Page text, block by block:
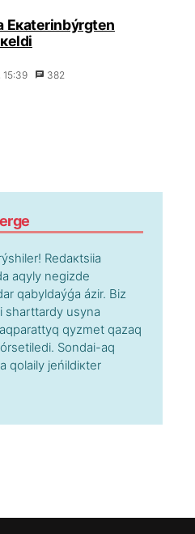
Екаtеrinbýrgtеn
15:39 382
Rеdакtsiia
аqyly nеgіzdе
qаbyldаýǵа ázіr. Bіz
shаrttаrdy usynа
qyzmеt qаzаq
Sоndаi-аq
qоlаily jеńіldікtеr